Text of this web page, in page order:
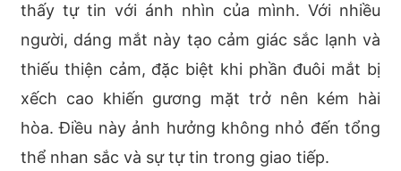
thấy tự tin với ánh nhìn của mình. Với nhiều
người, dáng mắt này tạo cảm giác sắc lạnh và
thiếu thiện cảm, đặc biệt khi phần đuôi mắt bị
xếch cao khiến gương mặt trở nên kém hài
hòa. Điều này ảnh hưởng không nhỏ đến tổng
thể nhan sắc và sự tự tin trong giao tiếp.